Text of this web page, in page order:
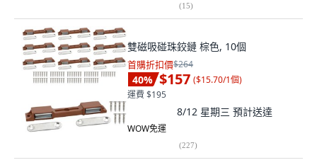
(15)
雙磁吸碰珠鉸鏈 棕色, 10個
首購折扣價$264
40% $157 ($15.70/1個)
運費 $195
8/12 星期三 預計送達
WOW免運
(227)